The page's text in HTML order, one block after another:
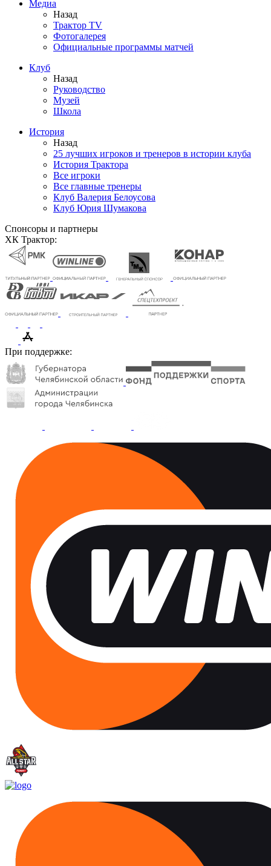
Медиа
Назад
Трактор TV
Фотогалерея
Официальные программы матчей
Клуб
Назад
Руководство
Музей
Школа
История
Назад
25 лучших игроков и тренеров в истории клуба
История Трактора
Все игроки
Все главные тренеры
Клуб Валерия Белоусова
Клуб Юрия Шумакова
Спонсоры и партнеры
ХК Трактор:
При поддержке: